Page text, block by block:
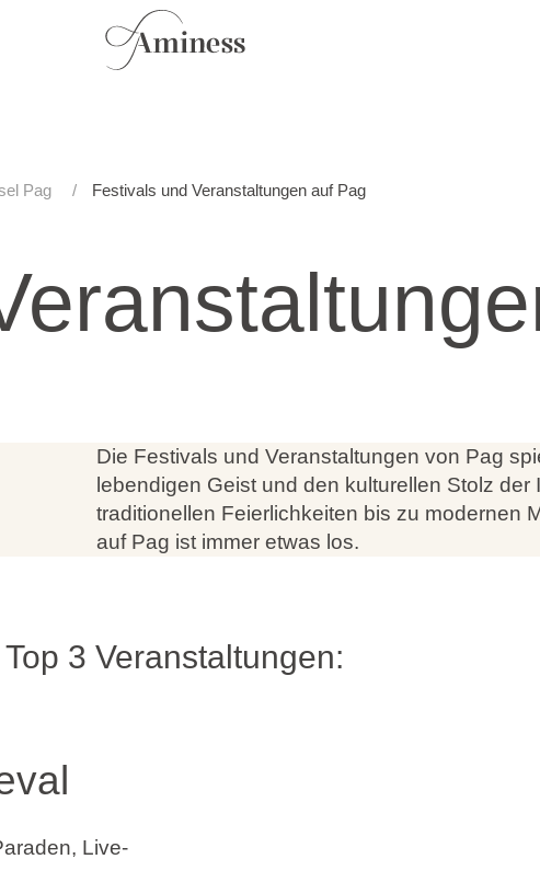
Pag Festivals und Veranstaltungen auf Pag
Die Festivals und Veranstaltungen von Pag
lebendigen Geist und den kulturellen Stolz der
traditionellen Feierlichkeiten bis zu modernen
auf Pag ist immer etwas los.
Top 3 Veranstaltungen:
Live-